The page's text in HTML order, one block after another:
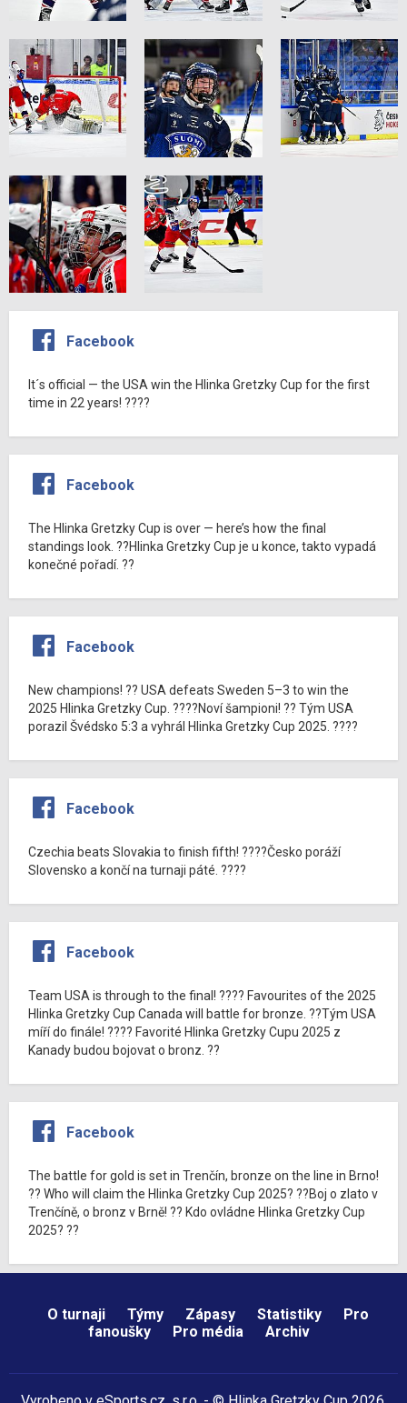
Facebook
It´s official — the USA win the Hlinka Gretzky Cup for the first
time in 22 years! ????
Facebook
The Hlinka Gretzky Cup is over — here’s how the final
standings look. ??Hlinka Gretzky Cup je u konce, takto vypadá
konečné pořadí. ??
Facebook
New champions! ?? USA defeats Sweden 5–3 to win the
2025 Hlinka Gretzky Cup. ????Noví šampioni! ?? Tým USA
porazil Švédsko 5:3 a vyhrál Hlinka Gretzky Cup 2025. ????
Facebook
Czechia beats Slovakia to finish fifth! ????Česko poráží
Slovensko a končí na turnaji páté. ????
Facebook
Team USA is through to the final! ???? Favourites of the 2025
Hlinka Gretzky Cup Canada will battle for bronze. ??Tým USA
míří do finále! ???? Favorité Hlinka Gretzky Cupu 2025 z
Kanady budou bojovat o bronz. ??
Facebook
The battle for gold is set in Trenčín, bronze on the line in Brno!
?? Who will claim the Hlinka Gretzky Cup 2025? ??Boj o zlato v
Trenčíně, o bronz v Brně! ?? Kdo ovládne Hlinka Gretzky Cup
2025? ??
O turnaji Týmy Zápasy Statistiky
Pro
fanoušky
Pro média Archiv